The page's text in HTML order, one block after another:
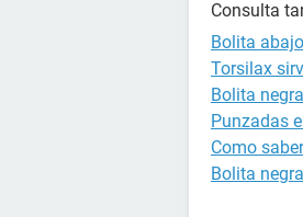
Consulta
Bolita
Torsilax
Bolita
Punzadas
Como
Bolita